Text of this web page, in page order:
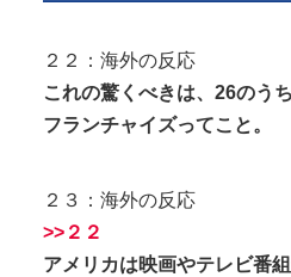
２２：海外の反応
これの驚くべきは、26のう
フランチャイズってこと。
２３：海外の反応
>>２２
アメリカは映画やテレビ番